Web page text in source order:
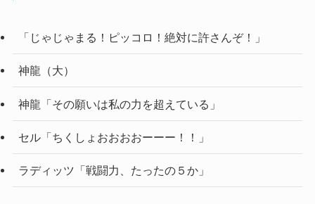
「じゃじゃまる！ピッコロ！絶対に許さんぞ！」
神龍（大）
神龍「その願いは私の力を超えている」
セル「ちくしょおおおおーーー！！」
ラディッツ「戦闘力、たったの５か」